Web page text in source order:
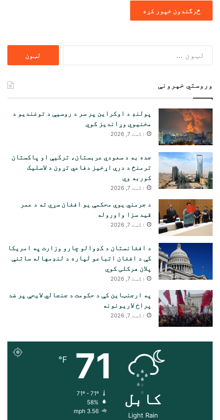
وروستي خپرونې
پولنډ د اوکراین پر سر د روسیې د توغندیو د
مخنیوي وړاندیز کوي
اگست 7, 2026
جده به د سعودي عربستان، ترکیې او پاکستان
ترمنځ د درې اړخیز دفاعي تړون د لاسلیک
کوربه وي
اگست 7, 2026
د جرمني یوې محکمې یو افغان سړي ته د عمر
قید سزا واوروله
اگست 7, 2026
د افغانستان د کډوالو چارو وزارت په امریکا
کې د افغان اتباعو لپاره د لنډمهاله ساتنې
پلان هرکلی کوي
اگست 7, 2026
په ارجنټاین کې د حکومت د جنجالي لایحې پر ضد
پراخ لاریونونه
اگست 7, 2026
کابل
Light Rain
71
℉
58%
3.56 mph